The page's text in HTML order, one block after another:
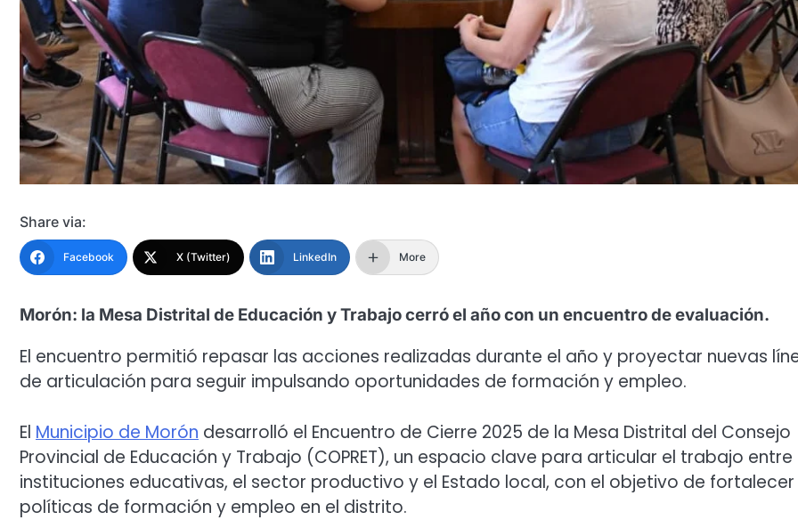
Share via:
Facebook X (Twitter) LinkedIn More
Morón: la Mesa Distrital de Educación y Trabajo cerró el año con un encuentro de evaluación.
El encuentro permitió repasar las acciones realizadas durante el año y proyectar nuevas
de articulación para seguir impulsando oportunidades de formación y empleo.
El Municipio de Morón desarrolló el Encuentro de Cierre 2025 de la Mesa Distrital del Consejo
Provincial de Educación y Trabajo (COPRET), un espacio clave para articular el trabajo entre
instituciones educativas, el sector productivo y el Estado local, con el objetivo de fortalecer
políticas de formación y empleo en el distrito.